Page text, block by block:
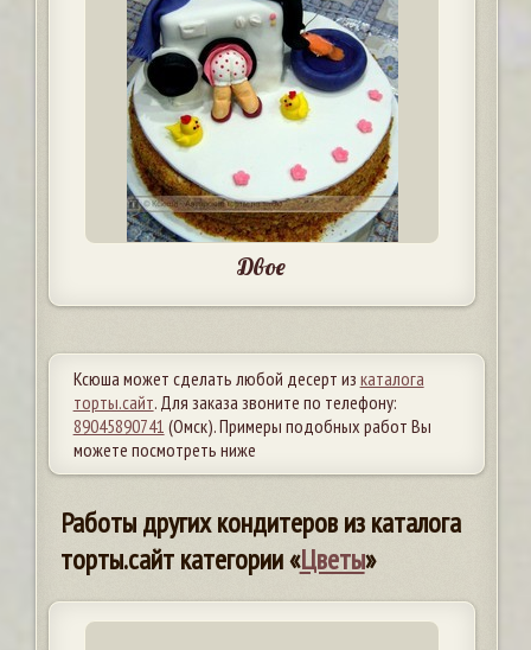
Двое
Ксюша может сделать любой десерт из каталога
торты.сайт. Для заказа звоните по телефону:
89045890741 (Омск). Примеры подобных работ Вы
можете посмотреть ниже
Работы других кондитеров из каталога
торты.сайт категории «Цветы»